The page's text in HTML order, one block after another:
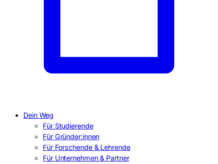
Dein Weg
Für Studierende
Für Gründer:innen
Für Forschende & Lehrende
Für Unternehmen & Partner